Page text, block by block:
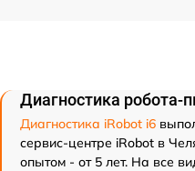
Диагностика робота-
Диагностика iRobot i6
сервис-центре iRobot в
опытом - от 5 лет. На все